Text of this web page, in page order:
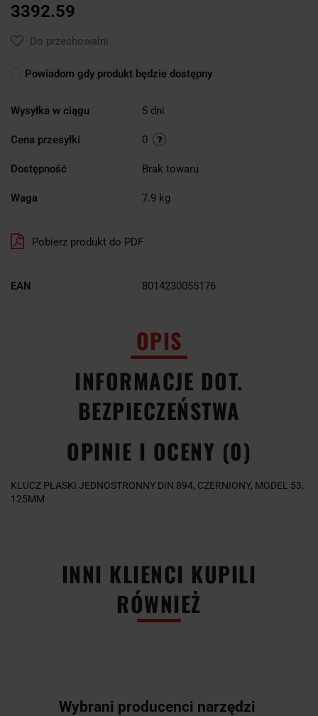
3392.59
Do przechowalni
Powiadom gdy produkt będzie dostępny
Wysyłka w ciągu 5 dni
Cena przesyłki 0
Dostępność Brak towaru
Waga 7.9 kg
Pobierz produkt do PDF
EAN 8014230055176
OPIS
INFORMACJE DOT.
BEZPIECZEŃSTWA
OPINIE I OCENY (0)
KLUCZ PŁASKI JEDNOSTRONNY DIN 894, CZERNIONY, MODEL 53,
125MM
INNI KLIENCI KUPILI
RÓWNIEŻ
Wybrani producenci narzędzi